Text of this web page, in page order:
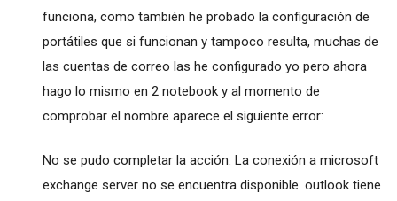
funciona, como también he probado la configuración de
portátiles que si funcionan y tampoco resulta, muchas de
las cuentas de correo las he configurado yo pero ahora
hago lo mismo en 2 notebook y al momento de
comprobar el nombre aparece el siguiente error:
No se pudo completar la acción. La conexión a microsoft
exchange server no se encuentra disponible. outlook tiene